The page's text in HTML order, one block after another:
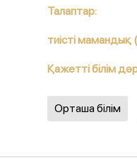
Талаптар:
тиісті мамандық
Қажетті білім
Орташа білім